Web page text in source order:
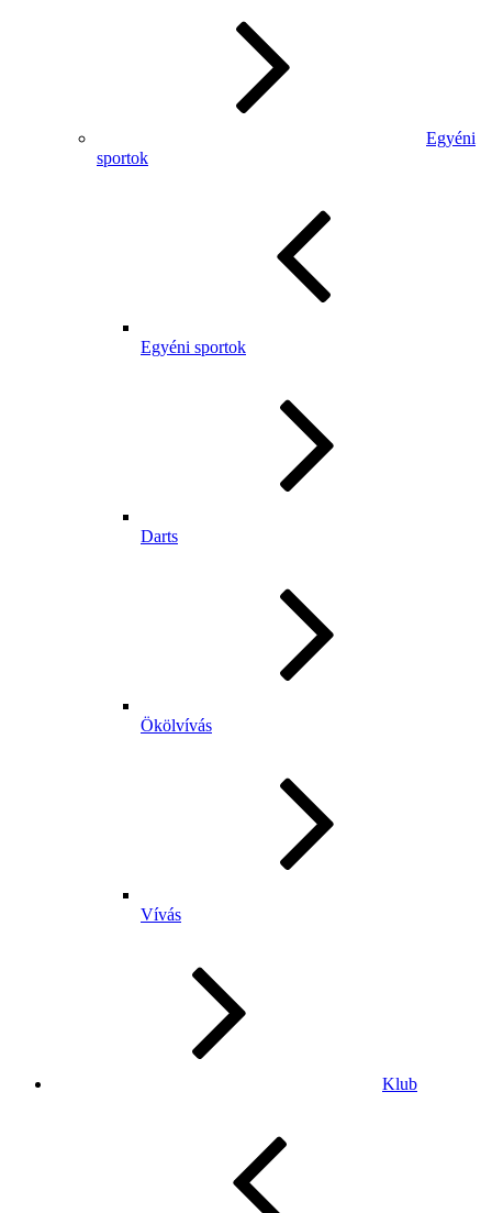
Egyéni
sportok
Egyéni sportok
Darts
Ökölvívás
Vívás
Klub